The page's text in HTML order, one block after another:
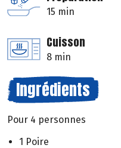
15 min
Cuisson
8 min
Ingrédients
Pour 4 personnes
1 Poire